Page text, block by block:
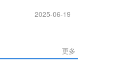
2025-06-19
更多